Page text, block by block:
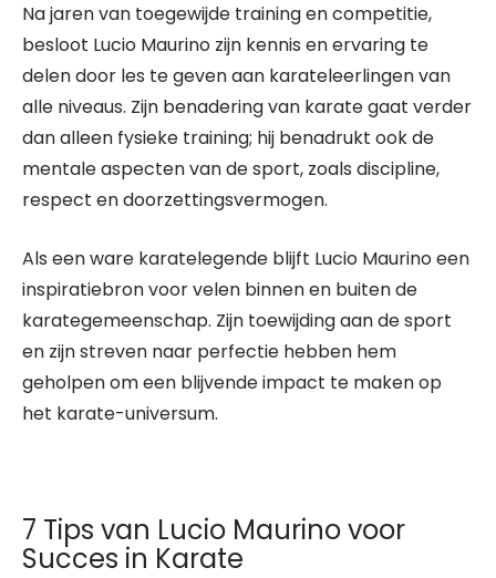
Na jaren van toegewijde training en competitie,
besloot Lucio Maurino zijn kennis en ervaring te
delen door les te geven aan karateleerlingen van
alle niveaus. Zijn benadering van karate gaat verder
dan alleen fysieke training; hij benadrukt ook de
mentale aspecten van de sport, zoals discipline,
respect en doorzettingsvermogen.
Als een ware karatelegende blijft Lucio Maurino een
inspiratiebron voor velen binnen en buiten de
karategemeenschap. Zijn toewijding aan de sport
en zijn streven naar perfectie hebben hem
geholpen om een blijvende impact te maken op
het karate-universum.
7 Tips van Lucio Maurino voor
Succes in Karate